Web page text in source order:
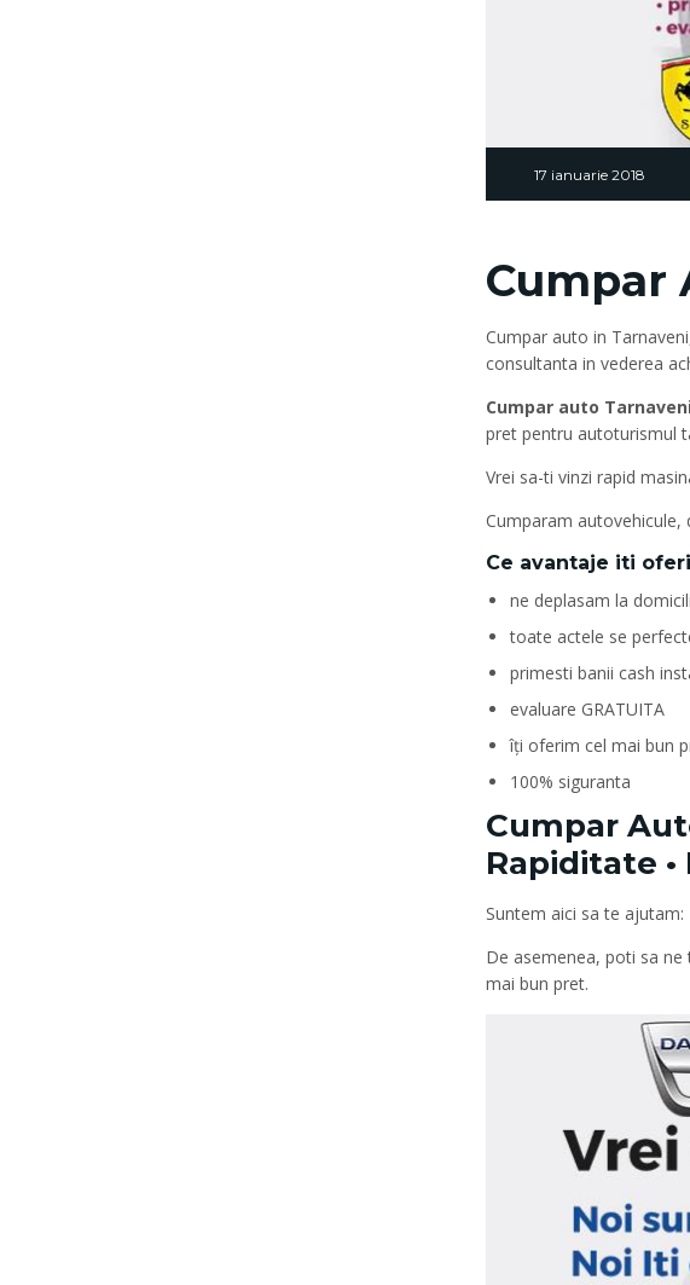
17 ianuarie 2018
Cumpar
Cumpar auto in
consultanta in vederea
Cumpar auto Tarnaveni
pret pentru autoturismul
Vrei sa-ti vinzi rapid
Cumparam autovehicule,
Ce avantaje iti
ne deplasam la
toate actele se
primesti banii cash
evaluare GRATUITA
îți oferim cel mai bun
100% siguranta
Cumpar
Rapiditate
Suntem aici sa te ajutam:
De asemenea, poti sa
mai bun pret.